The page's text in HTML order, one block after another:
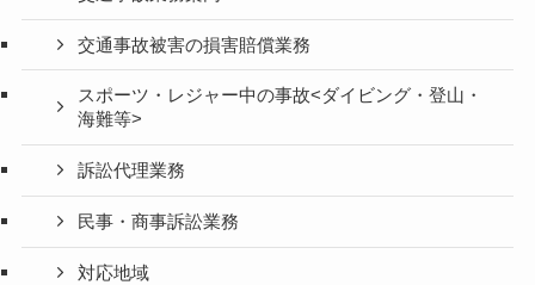
交通事故被害の損害賠償業務
スポーツ・レジャー中の事故<ダイビング・登山・
海難等>
訴訟代理業務
民事・商事訴訟業務
対応地域